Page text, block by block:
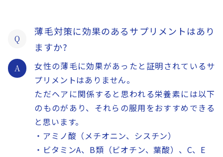
Q
薄毛対策に効果のあるサプリメントはあり
ますか?
A
女性の薄毛に効果があったと証明されているサ
プリメントはありません。
ただヘアに関係すると思われる栄養素には以下
のものがあり、それらの服用をおすすめできる
と思います。
・アミノ酸（メチオニン、シスチン）
・ビタミンA、B類（ビオチン、葉酸）、C、E